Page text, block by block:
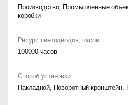
Производство, Промышленные
коробки
Ресурс светодиодов, часов
100000 часов
Способ установки
Накладной, Поворотный кронштейн,